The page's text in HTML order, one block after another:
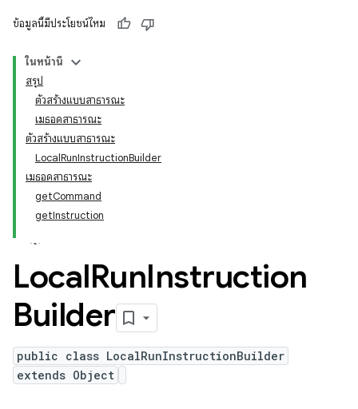
ข้อมูลนี้มีประโยชน์ไหม
ในหน้านี้
สรุป
ตัวสร้างแบบสาธารณะ
เมธอดสาธารณะ
ตัวสร้างแบบสาธารณะ
LocalRunInstructionBuilder
เมธอดสาธารณะ
getCommand
getInstruction
LocalRunInstruction
Builder
public class LocalRunInstructionBuilder
extends Object